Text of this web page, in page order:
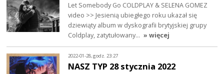
Let Somebody Go COLDPLAY & SELENA GOMEZ
video >> Jesienią ubiegłego roku ukazał się
dziewiąty album w dyskografii brytyjskiej grupy
Coldplay, zatytułowany… » więcej
2022-01-28, godz. 23:27
NASZ TYP 28 stycznia 2022